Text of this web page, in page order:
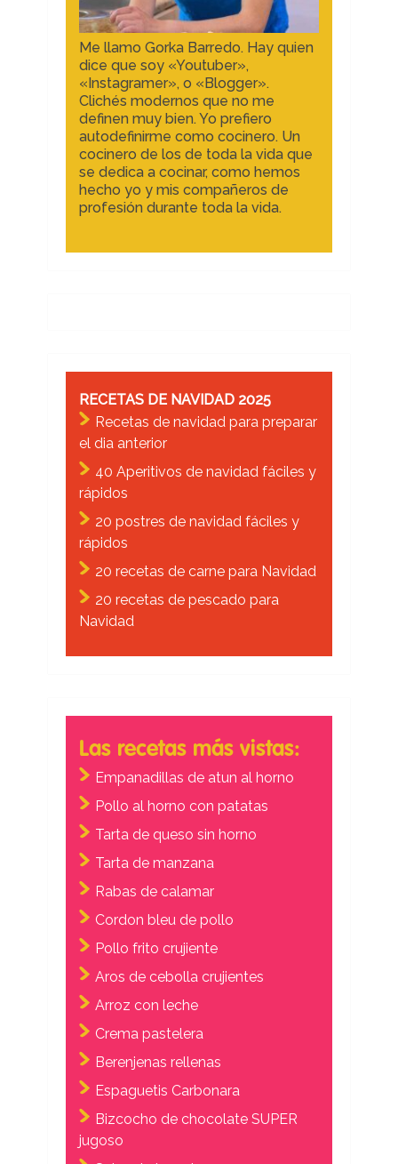
Me llamo Gorka Barredo. Hay quien
dice que soy «Youtuber»,
«Instagramer», o «Blogger».
Clichés modernos que no me
definen muy bien. Yo prefiero
autodefinirme como cocinero. Un
cocinero de los de toda la vida que
se dedica a cocinar, como hemos
hecho yo y mis compañeros de
profesión durante toda la vida.
RECETAS DE NAVIDAD 2025
Recetas de navidad para preparar
el dia anterior
40 Aperitivos de navidad fáciles y
rápidos
20 postres de navidad fáciles y
rápidos
20 recetas de carne para Navidad
20 recetas de pescado para
Navidad
Las recetas más vistas:
Empanadillas de atun al horno
Pollo al horno con patatas
Tarta de queso sin horno
Tarta de manzana
Rabas de calamar
Cordon bleu de pollo
Pollo frito crujiente
Aros de cebolla crujientes
Arroz con leche
Crema pastelera
Berenjenas rellenas
Espaguetis Carbonara
Bizcocho de chocolate SUPER
jugoso